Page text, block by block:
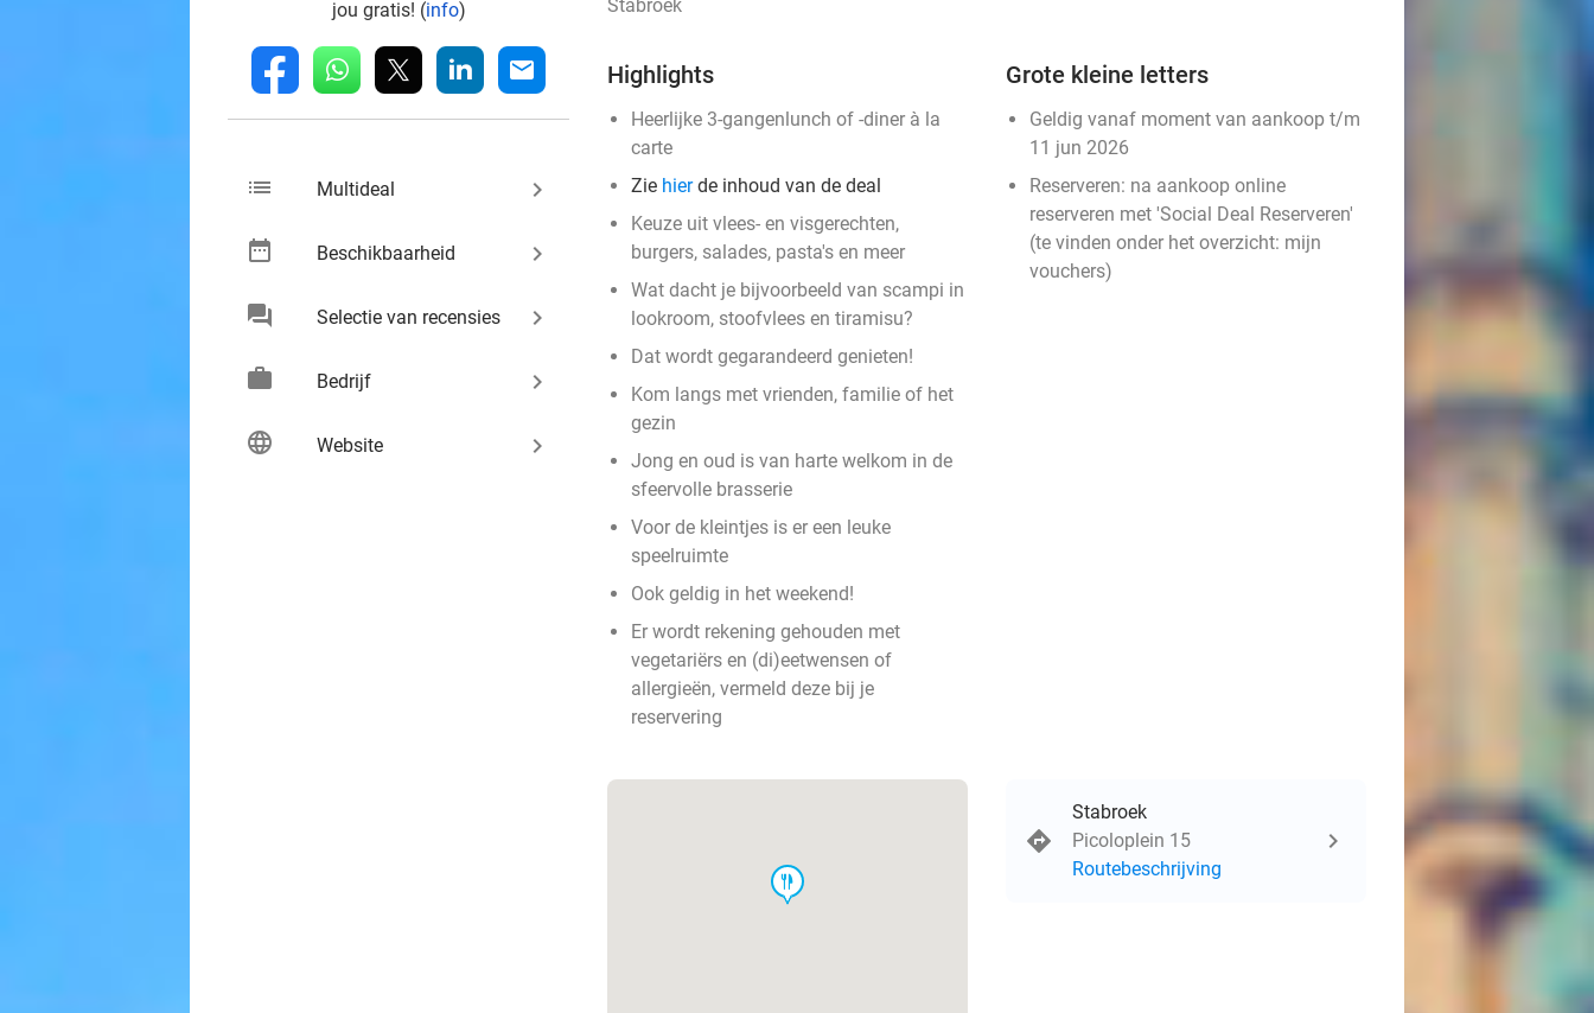
jou gratis! (info)
fb whatsapp linkedin mail
list Multideal keyboard_arrow_right
date_range Beschikbaarheid keyboard_arrow_right
chat Selectie van recensies keyboard_arrow_right
work Bedrijf keyboard_arrow_right
language Website keyboard_arrow_right
Stabroek
Highlights
Heerlijke 3-gangenlunch of -diner à la
carte
Zie hierde inhoud van de deal
Keuze uit vlees- en visgerechten,
burgers, salades, pasta's en meer
Wat dacht je bijvoorbeeld van scampi in
lookroom, stoofvlees en tiramisu?
Dat wordt gegarandeerd genieten!
Kom langs met vrienden, familie of het
gezin
Jong en oud is van harte welkom in de
sfeervolle brasserie
Voor de kleintjes is er een leuke
speelruimte
Ook geldig in het weekend!
Er wordt rekening gehouden met
vegetariërs en (di)eetwensen of
allergieën, vermeld deze bij je
reservering
Grote kleine letters
Geldig vanaf moment van aankoop t/m
11 jun 2026
Reserveren: na aankoop online
reserveren met 'Social Deal Reserveren'
(te vinden onder het overzicht: mijn
vouchers)
food
Stabroek
Picoloplein 15
Routebeschrijving